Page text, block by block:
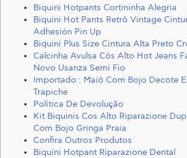
Biquini Hotpants Cortininha Alegria
Biquini Hot Pants Retrô Vintage
Adhesión Pin Up
Biquini Plus Size Cintura Alta Preto
Calcinha Avulsa Cós Alto Hot Jeans
Novo Usanza Semi Fio
Importado : Maiô Com Bojo Decote
Trapiche
Política De Devolução
Kit Biquinis Cos Alto Riparazione
Com Bojo Gringa Praia
Confira Outros Produtos
Biquíni Hotpant Riparazione Dental